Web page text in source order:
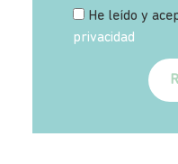
He leído y
privacidad